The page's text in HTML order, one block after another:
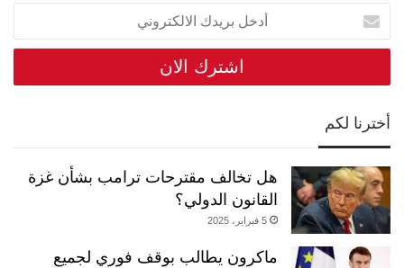
أدخل
بريدك
الالكتروني
أخترنا لكم
هل تخالف مقترحات ترامب بشأن غزة
القانون الدولي؟
5 فبراير، 2025
ماكرون يطالب بوقف فوري لجميع